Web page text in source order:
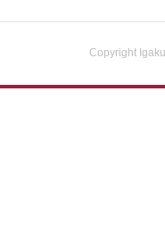
Copyright